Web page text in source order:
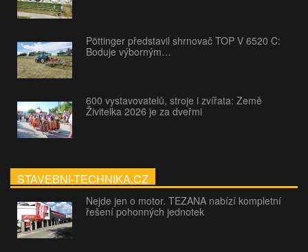
Pöttinger představil shrnovač TOP V 6520 C:
Boduje výborným…
600 vystavovatelů, stroje i zvířata: Země
Živitelka 2026 je za dveřmi
STAVEBNI-TECHNIKA.CZ
Nejde jen o motor. TEZANA nabízí kompletní
řešení pohonných jednotek